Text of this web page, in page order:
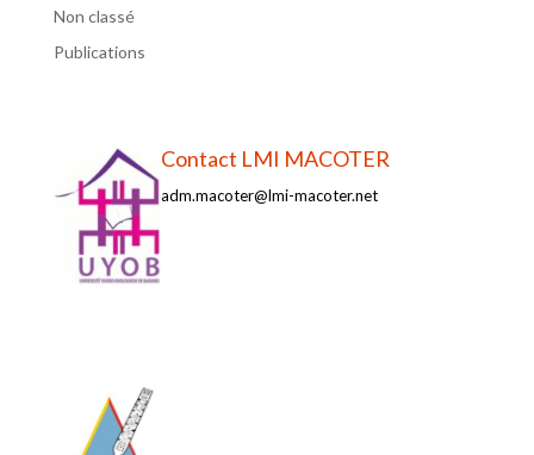
Non classé
Publications
Contact LMI MACOTER
adm.macoter@lmi-macoter.net